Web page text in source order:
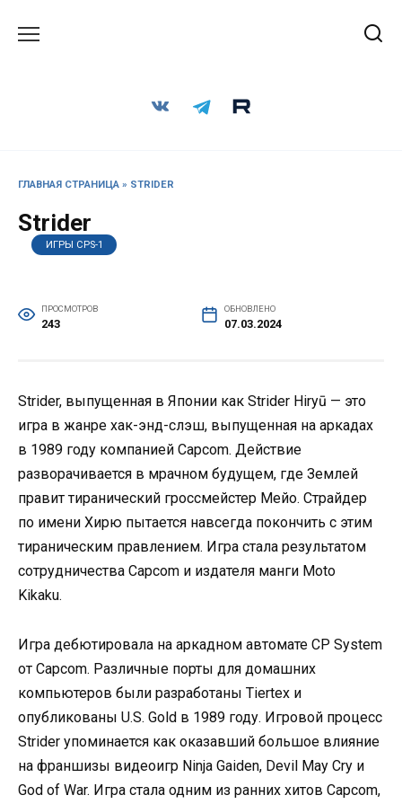
ГЛАВНАЯ СТРАНИЦА » STRIDER
Strider
ИГРЫ CPS-1
ПРОСМОТРОВ
243
ОБНОВЛЕНО
07.03.2024
Strider, выпущенная в Японии как Strider Hiryū — это
игра в жанре хак-энд-слэш, выпущенная на аркадах
в 1989 году компанией Capcom. Действие
разворачивается в мрачном будущем, где Землей
правит тиранический гроссмейстер Мейо. Страйдер
по имени Хирю пытается навсегда покончить с этим
тираническим правлением. Игра стала результатом
сотрудничества Capcom и издателя манги Moto
Kikaku.
Игра дебютировала на аркадном автомате CP System
от Capcom. Различные порты для домашних
компьютеров были разработаны Tiertex и
опубликованы U.S. Gold в 1989 году. Игровой процесс
Strider упоминается как оказавший большое влияние
на франшизы видеоигр Ninja Gaiden, Devil May Cry и
God of War. Игра стала одним из ранних хитов Capcom,